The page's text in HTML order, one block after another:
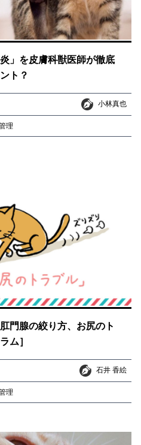
」を皮膚科獣医師が徹底
ト？
小林真也
小林真也
理
門腺の絞り方、お尻のト
ム］
石井 香絵
石井 香絵
理